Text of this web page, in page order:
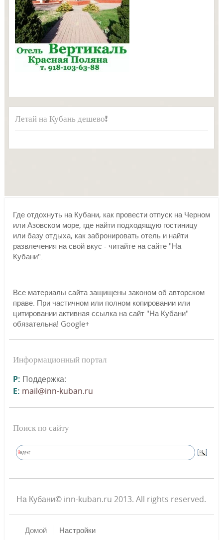
Летай на Кубань дешево!
Где отдохнуть на Кубани, как провести отпуск на Черном
или Азовском море, где найти подходящую гостиницу
или базу отдыха, как забронировать отель и найти
развлечения на свой вкус - читайте на сайте "На
Кубани".
Все материалы сайта защищены законом об авторском
праве. При частичном или полном копировании или
цитировании активная ссылка на сайт "На Кубани"
обязательна! Google+
Информационный портал
P: Поддержка:
E: mail@inn-kuban.ru
Поиск по сайту
На Кубани© inn-kuban.ru 2013. All rights reserved.
Домой Настройки